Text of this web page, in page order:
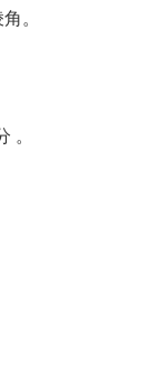
。